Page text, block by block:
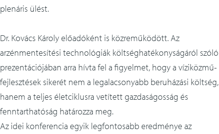
plenáris ülést.
Dr. Kovács Károly előadóként is közreműködött. Az
arzénmentesítési technológiák költséghatékonyságáról szóló
prezentációjában arra hívta fel a figyelmet, hogy a víziközmű-
fejlesztések sikerét nem a legalacsonyabb beruházási költség,
hanem a teljes életciklusra vetített gazdaságosság és
fenntarthatóság határozza meg.
Az idei konferencia egyik legfontosabb eredménye az